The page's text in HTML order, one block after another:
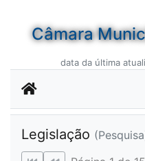
Câmara
data da última
Legislação